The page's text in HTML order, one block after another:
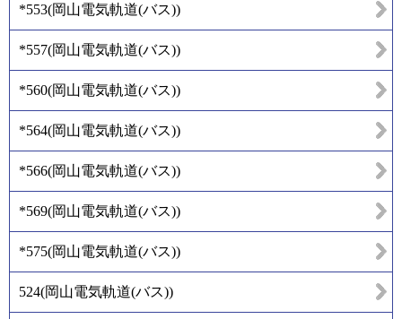
*553(岡山電気軌道(バス))
*557(岡山電気軌道(バス))
*560(岡山電気軌道(バス))
*564(岡山電気軌道(バス))
*566(岡山電気軌道(バス))
*569(岡山電気軌道(バス))
*575(岡山電気軌道(バス))
524(岡山電気軌道(バス))